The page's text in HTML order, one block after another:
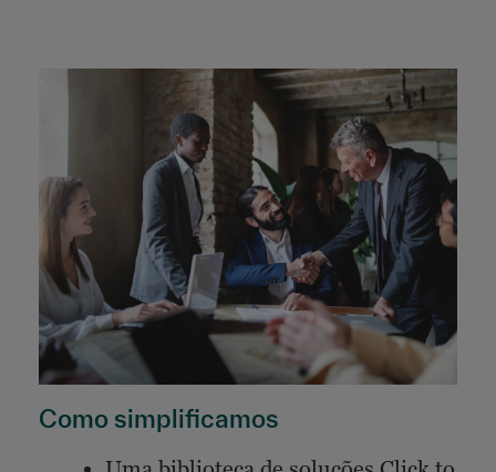
Como simplificamos